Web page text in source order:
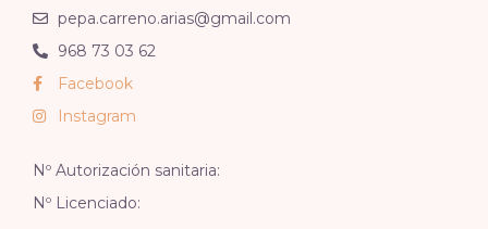
pepa.carreno.arias@gmail.com
968 73 03 62
Facebook
Instagram
Nº Autorización sanitaria:
Nº Licenciado: